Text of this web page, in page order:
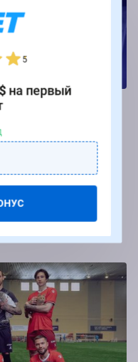
на РПЛ от БК
ставки за пари на игры
5
на первый